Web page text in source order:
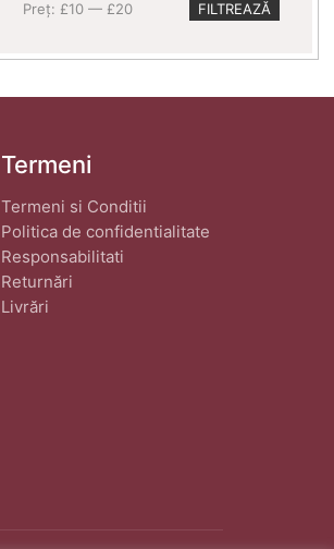
Preț
Preț
FILTREAZĂ
Preț: £10 — £20
Termeni
Termeni si Conditii
Politica de confidentialitate
Responsabilitati
Returnări
Livrări